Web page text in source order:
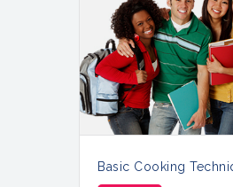
Basic Cooking